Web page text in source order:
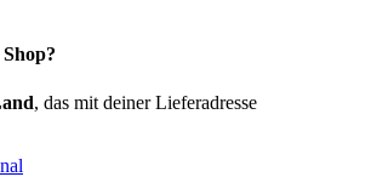
, das mit deiner Lieferadresse